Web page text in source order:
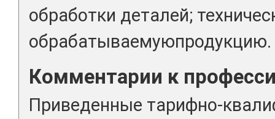
обработки деталей;
обрабатываемуюпродукцию.
Комментарии к
Приведенные тарифно-